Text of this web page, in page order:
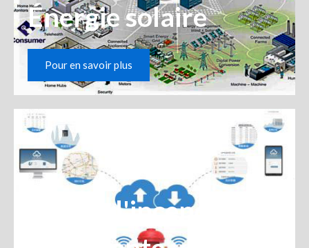
Énergie solaire
Pour en savoir plus
Borne d'incendie